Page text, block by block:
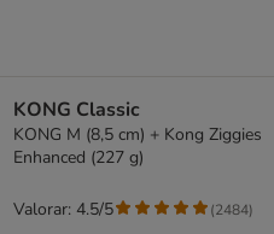
KONG Classic
KONG M (8,5 cm) + Kong Ziggies
Enhanced (227 g)
Valorar: 4.5/5 (2484)